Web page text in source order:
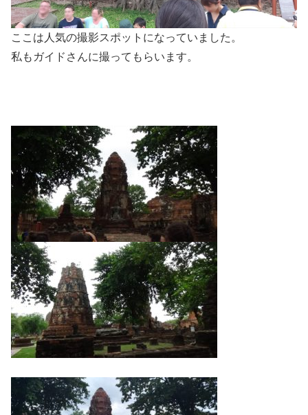
ここは人気の撮影スポットになっていました。
私もガイドさんに撮ってもらいます。